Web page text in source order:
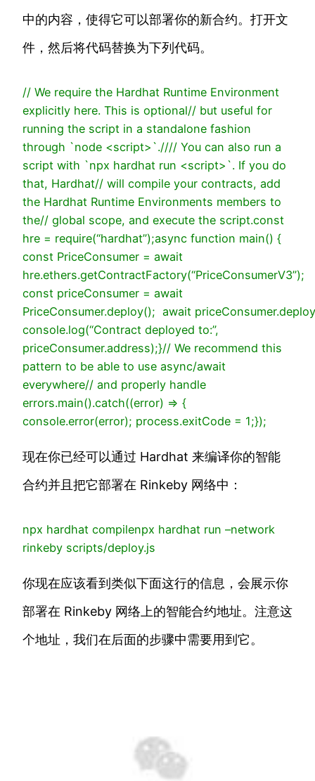
中的内容，使得它可以部署你的新合约。打开文
件，然后将代码替换为下列代码。
// We require the Hardhat Runtime Environment
explicitly here. This is optional// but useful for
running the script in a standalone fashion
through `node <script>`.//// You can also run a
script with `npx hardhat run <script>`. If you do
that, Hardhat// will compile your contracts, add
the Hardhat Runtime Environments members to
the// global scope, and execute the script.const
hre = require(“hardhat”);async function main() {
const PriceConsumer = await
hre.ethers.getContractFactory(“PriceConsumerV3”);
const priceConsumer = await
PriceConsumer.deploy(); await
console.log(“Contract deployed to:”,
priceConsumer.address);}// We recommend this
pattern to be able to use async/await
everywhere// and properly handle
errors.main().catch((error) => {
console.error(error); process.exitCode = 1;});
现在你已经可以通过 Hardhat 来编译你的智能
合约并且把它部署在 Rinkeby 网络中：
npx hardhat compilenpx hardhat run –network
rinkeby scripts/deploy.js
你现在应该看到类似下面这行的信息，会展示你
部署在 Rinkeby 网络上的智能合约地址。注意这
个地址，我们在后面的步骤中需要用到它。